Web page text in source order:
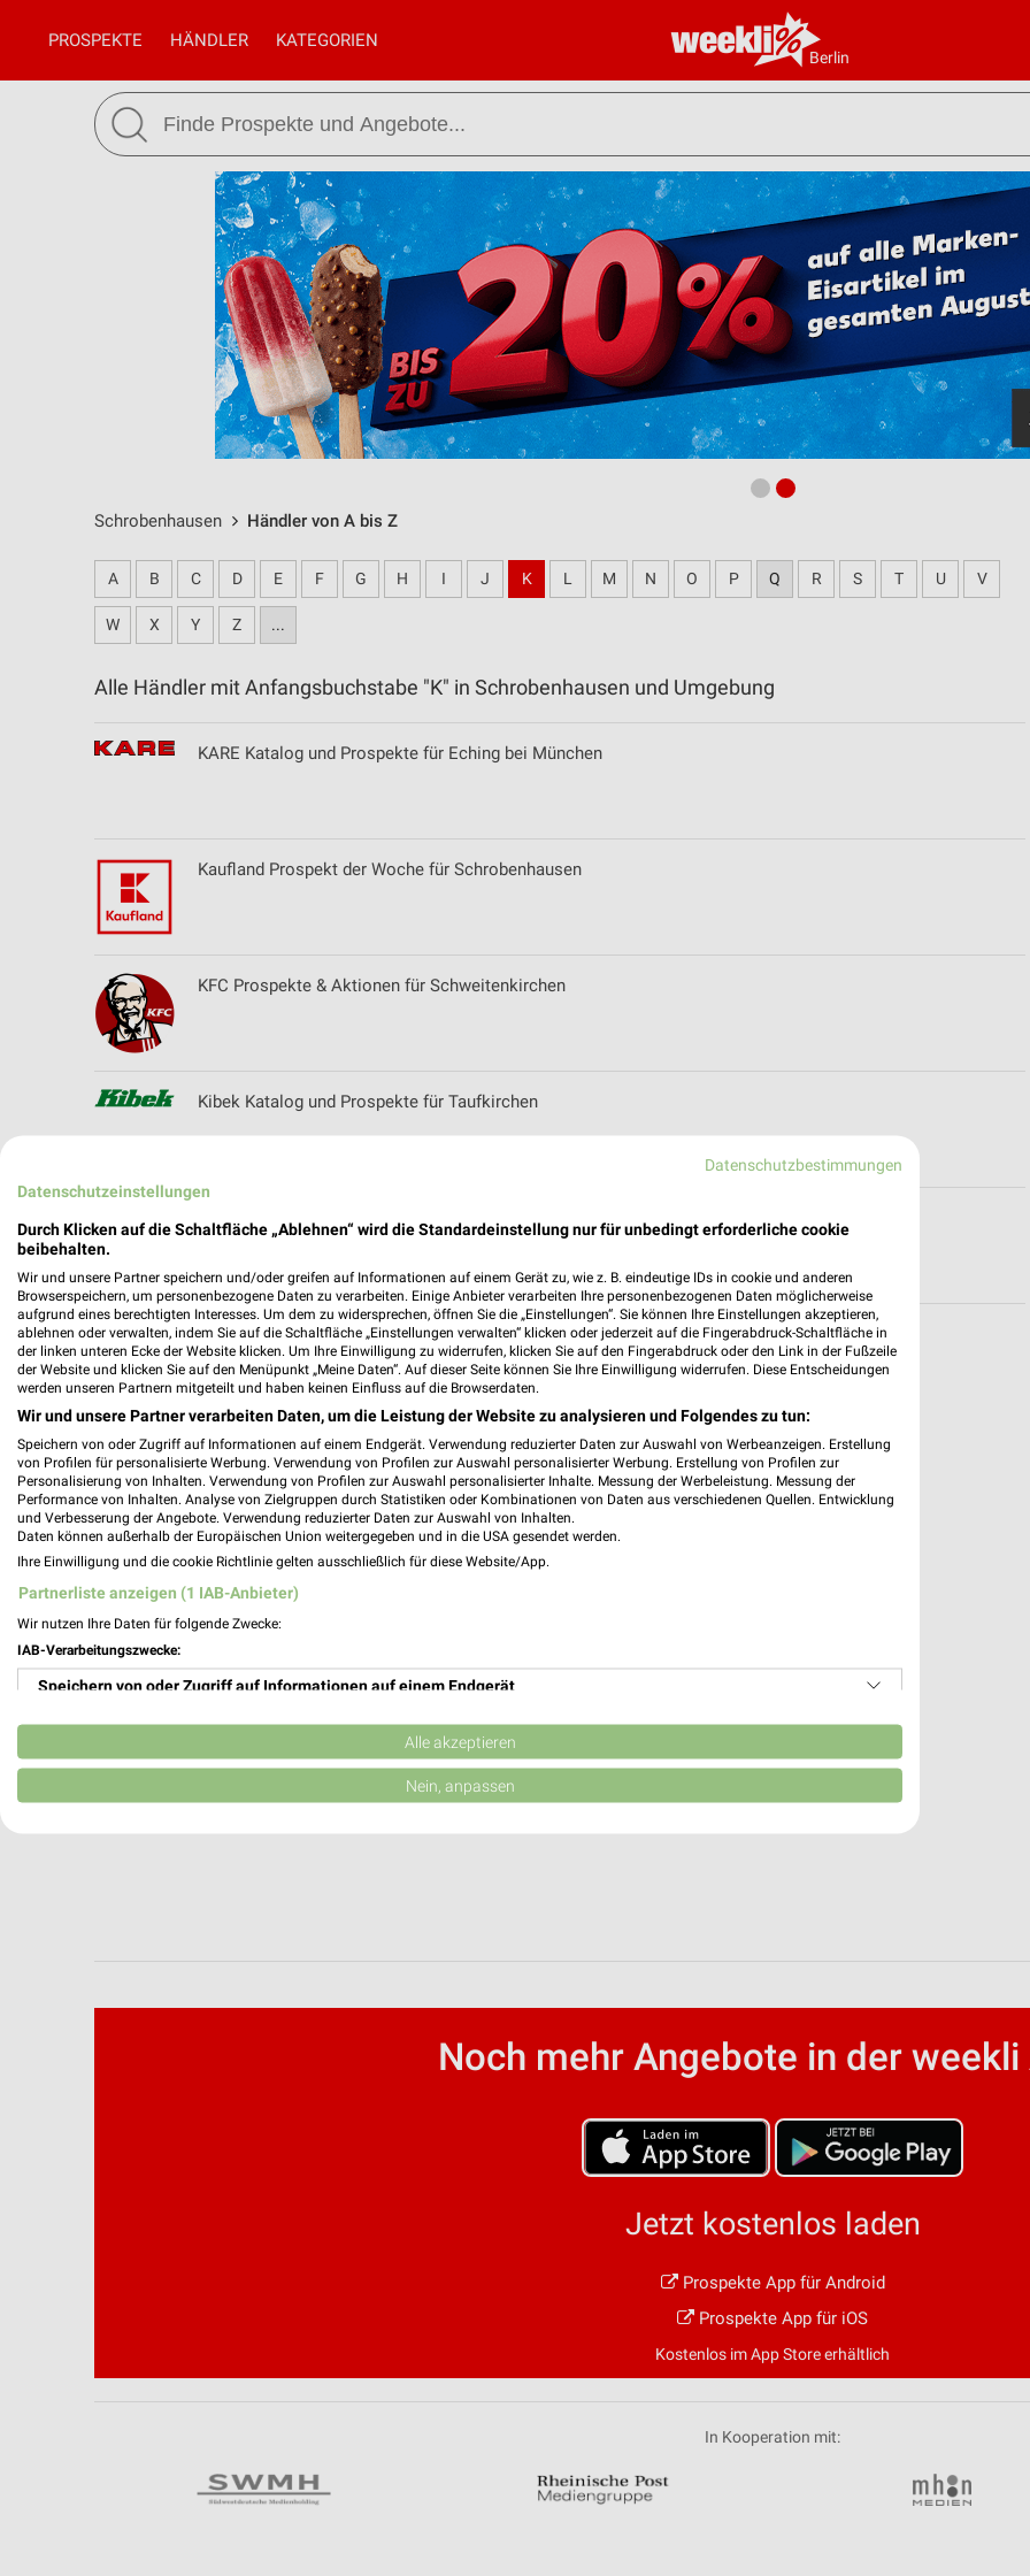
Berlin
PROSPEKTE HÄNDLER KATEGORIEN
Schrobenhausen Händler von A bis Z
A B C D E F G H I J K L M N O P Q R S T U V
W X Y Z ...
Alle Händler mit Anfangsbuchstabe "K" in Schrobenhausen und Umgebung
KARE Katalog und Prospekte für Eching bei München
Kaufland Prospekt der Woche für Schrobenhausen
KFC Prospekte & Aktionen für Schweitenkirchen
Kibek Katalog und Prospekte für Taufkirchen
Kik Online Prospekt für Schrobenhausen
Kölle Zoo - aktueller Prospekt mit Angeboten für München
Noch mehr Angebote in der weekli
Jetzt kostenlos laden
Prospekte App für Android
Prospekte App für iOS
Kostenlos im App Store erhältlich
In Kooperation mit:
Datenschutzbestimmungen
Datenschutzeinstellungen
Durch Klicken auf die Schaltfläche „Ablehnen“ wird die Standardeinstellung nur für unbedingt erforderliche cookie
beibehalten.
Wir und unsere Partner speichern und/oder greifen auf Informationen auf einem Gerät zu, wie z. B. eindeutige IDs in cookie und anderen
Browserspeichern, um personenbezogene Daten zu verarbeiten. Einige Anbieter verarbeiten Ihre personenbezogenen Daten möglicherweise
aufgrund eines berechtigten Interesses. Um dem zu widersprechen, öffnen Sie die „Einstellungen“. Sie können Ihre Einstellungen akzeptieren,
ablehnen oder verwalten, indem Sie auf die Schaltfläche „Einstellungen verwalten“ klicken oder jederzeit auf die Fingerabdruck-Schaltfläche in
der linken unteren Ecke der Website klicken. Um Ihre Einwilligung zu widerrufen, klicken Sie auf den Fingerabdruck oder den Link in der Fußzeile
der Website und klicken Sie auf den Menüpunkt „Meine Daten“. Auf dieser Seite können Sie Ihre Einwilligung widerrufen. Diese Entscheidungen
werden unseren Partnern mitgeteilt und haben keinen Einfluss auf die Browserdaten.
Wir und unsere Partner verarbeiten Daten, um die Leistung der Website zu analysieren und Folgendes zu tun:
Speichern von oder Zugriff auf Informationen auf einem Endgerät. Verwendung reduzierter Daten zur Auswahl von Werbeanzeigen. Erstellung
von Profilen für personalisierte Werbung. Verwendung von Profilen zur Auswahl personalisierter Werbung. Erstellung von Profilen zur
Personalisierung von Inhalten. Verwendung von Profilen zur Auswahl personalisierter Inhalte. Messung der Werbeleistung. Messung der
Performance von Inhalten. Analyse von Zielgruppen durch Statistiken oder Kombinationen von Daten aus verschiedenen Quellen. Entwicklung
und Verbesserung der Angebote. Verwendung reduzierter Daten zur Auswahl von Inhalten.
Daten können außerhalb der Europäischen Union weitergegeben und in die USA gesendet werden.
Ihre Einwilligung und die cookie Richtlinie gelten ausschließlich für diese Website/App.
Partnerliste anzeigen (1 IAB-Anbieter)
Wir nutzen Ihre Daten für folgende Zwecke:
IAB-Verarbeitungszwecke:
Speichern von oder Zugriff auf Informationen auf einem Endgerät
Verwendung reduzierter Daten zur Auswahl von Werbeanzeigen
Erstellung von Profilen für personalisierte Werbung
Analyse von Zielgruppen durch Statistiken oder Kombinationen von Daten aus verschiedenen
Alle akzeptieren
Nein, anpassen